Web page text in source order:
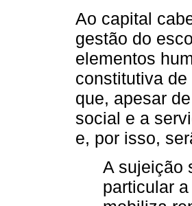
Ao capital
gestão do
elementos
constitutiva
que, apesar
social e a
e, por isso,
A sujeição
particular